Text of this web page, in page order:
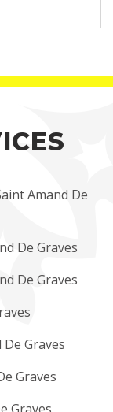
Amand De
De Graves
De Graves
Graves
Graves